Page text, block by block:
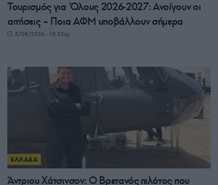
Τουρισμός για Όλους 2026-2027: Ανοίγουν οι
αιτήσεις – Ποια ΑΦΜ υποβάλλουν σήμερα
5/08/2026 - 10:33πμ
ΕΛΛΑΔΑ
Άντριου Χάτσινσον: Ο Βρετανός πιλότος που